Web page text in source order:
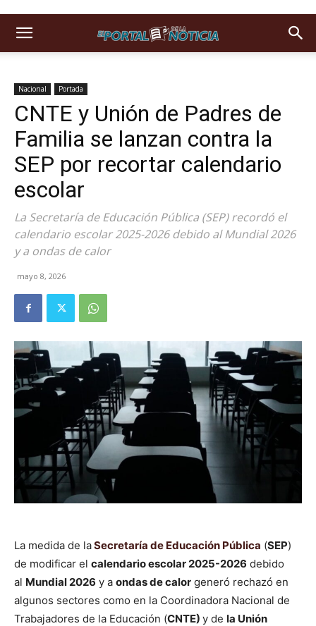
Nacional Portada
CNTE y Unión de Padres de
Familia se lanzan contra la
SEP por recortar calendario
escolar
La Secretaría de Educación Pública (SEP) recordó el
calendario escolar 2025-2026 debido al Mundial 2026
y a ondas de calor
mayo 8, 2026
La medida de laSecretaría de Educación Pública (SEP)
de modificar el calendario escolar 2025-2026 debido
al Mundial 2026 y a ondas de calor generó rechazó en
algunos sectores como en la Coordinadora Nacional de
Trabajadores de la Educación (CNTE) y de la Unión